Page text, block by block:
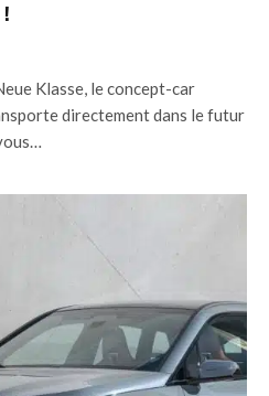
Klasse, le concept-car
directement dans le futur